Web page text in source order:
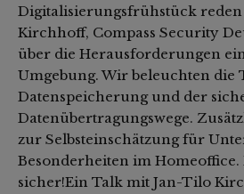
Digitalisierungsfrühstück
Kirchhoff, Compass Security
über die Herausforderungen
Umgebung. Wir beleuchten die
Datenspeicherung und der
Datenübertragungswege.
zur Selbsteinschätzung für
Besonderheiten im Homeoffice.
sicher!Ein Talk mit Jan-Tilo